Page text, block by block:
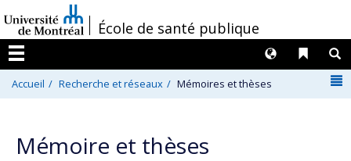
au
contenu
/École de santé publique
Menu
Liens
Langues
Accueil Recherche et réseaux Mémoires et thèses
Mémoire et thèses